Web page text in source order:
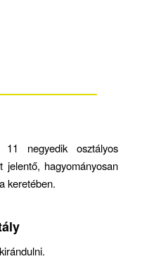
11 negyedik osztályos
hagyományosan
keretében.